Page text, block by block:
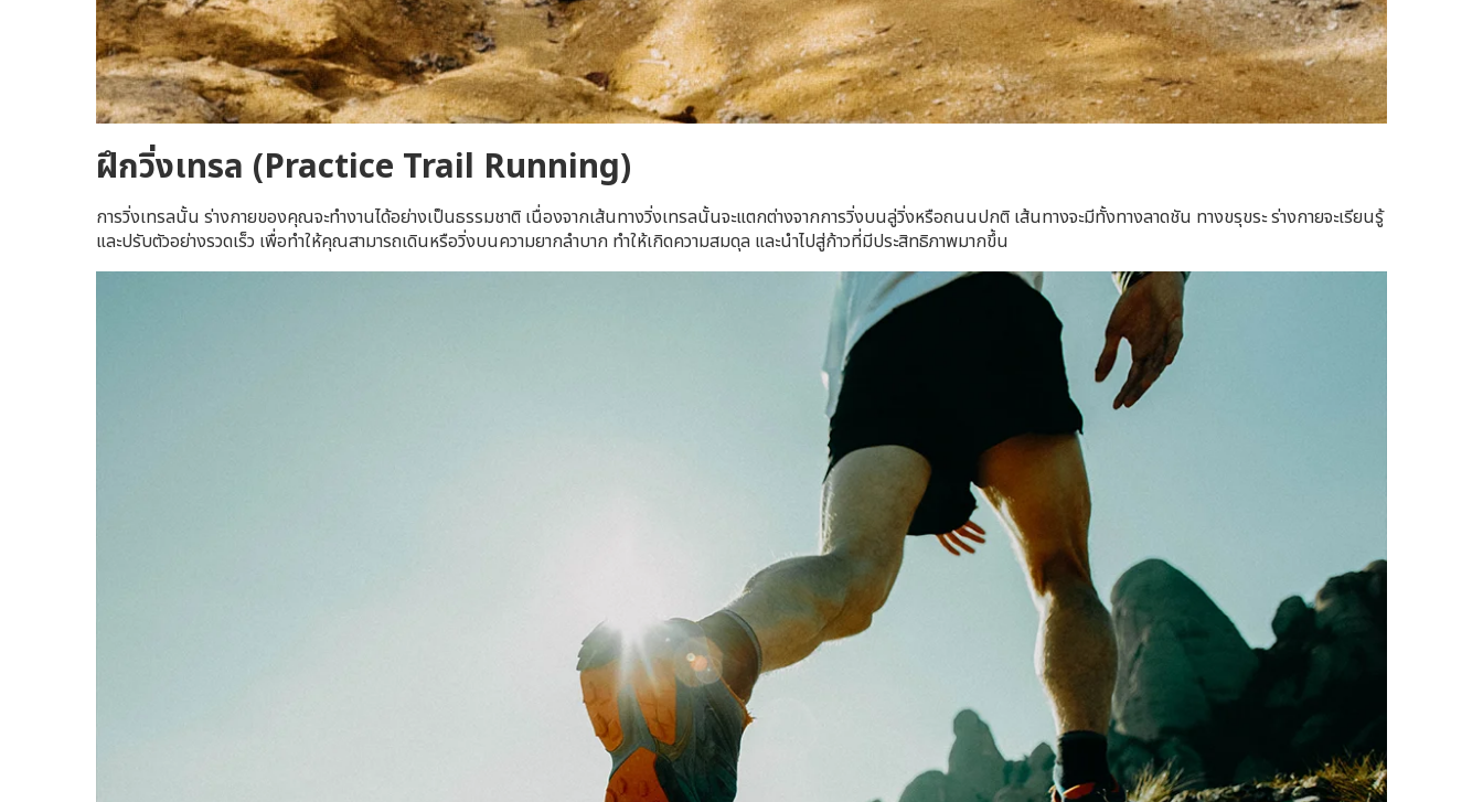
ฝึกวิ่งเทรล (Practice Trail Running)
การวิ่งเทรลนั้น ร่างกายของคุณจะทำงานได้อย่างเป็นธรรมชาติ เนื่องจากเส้นทางวิ่งเทรลนั้นจะแตกต่างจากการวิ่งบนลู่วิ่งหรือถนนปกติ เส้นทางจะมีทั้งทางลาดชัน ทางขรุขระ ร่างกายจะเรียนรู้
และปรับตัวอย่างรวดเร็ว เพื่อทำให้คุณสามารถเดินหรือวิ่งบนความยากลำบาก ทำให้เกิดความสมดุล และนำไปสู่ก้าวที่มีประสิทธิภาพมากขึ้น